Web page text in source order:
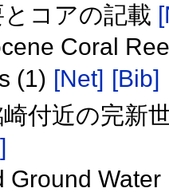
コアの記載
Coral
(1) [Net] [Bib]
付近の完新
Ground